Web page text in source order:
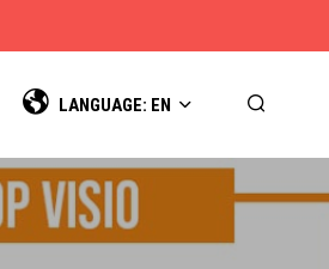
LANGUAGE: EN